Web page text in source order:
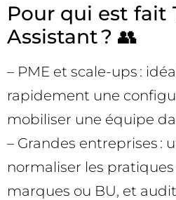
Pour qui est fait
Assistant ? 👥
– PME et scale-ups :
rapidement une
mobiliser une équipe
– Grandes entreprises :
normaliser les
marques ou BU, et